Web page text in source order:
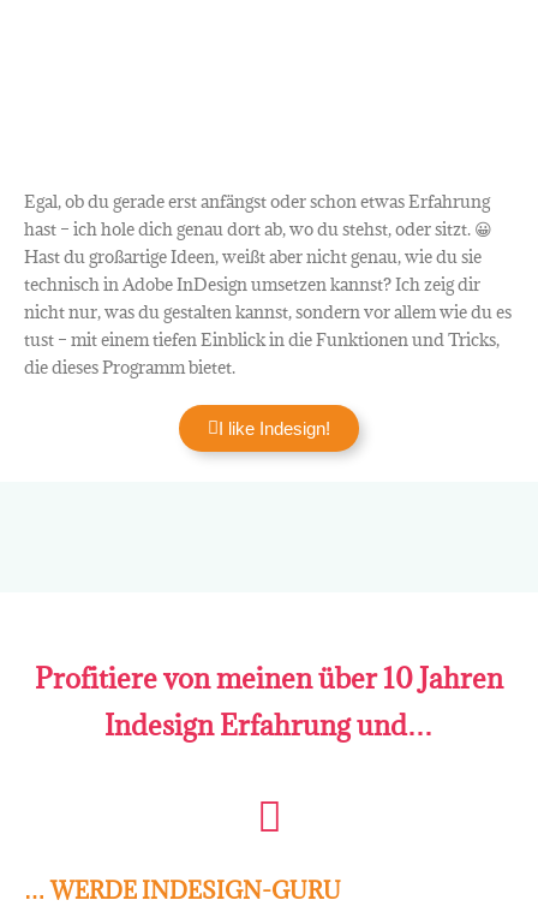
Egal, ob du gerade erst anfängst oder schon etwas Erfahrung
hast – ich hole dich genau dort ab, wo du stehst, oder sitzt. 😀
Hast du großartige Ideen, weißt aber nicht genau, wie du sie
technisch in Adobe InDesign umsetzen kannst? Ich zeig dir
nicht nur, was du gestalten kannst, sondern vor allem wie du es
tust – mit einem tiefen Einblick in die Funktionen und Tricks,
die dieses Programm bietet.
I like Indesign!
Profitiere von meinen über 10 Jahren
Indesign Erfahrung und…
… WERDE INDESIGN-GURU